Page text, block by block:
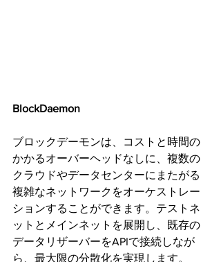
BlockDaemon
ブロックデーモンは、コストと時間の
かかるオーバーヘッドなしに、複数の
クラウドやデータセンターにまたがる
複雑なネットワークをオーケストレー
ションすることができます。テストネ
ットとメインネットを展開し、既存の
データリザーバーをAPIで接続しなが
ら、最大限の分散化を実現します。